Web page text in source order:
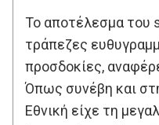
Το αποτέλεσμα του
τράπεζες
προσδοκίες,
Όπως συνέβη και
Εθνική είχε τη